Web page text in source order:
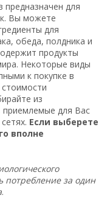
предназначен для
Вы можете
для
обеда, полдника и
продукты
Некоторые виды
к покупке в
из
приемлемые для Вас
Если выберете
вполне
потребление за один
.